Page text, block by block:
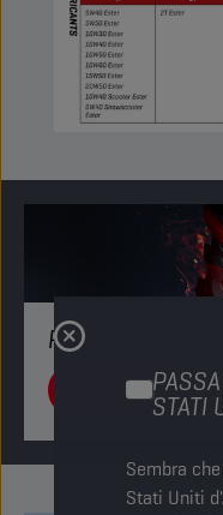
STATI
Sembra
Stati Uniti
RITORNA ALLA
SCOPRITE